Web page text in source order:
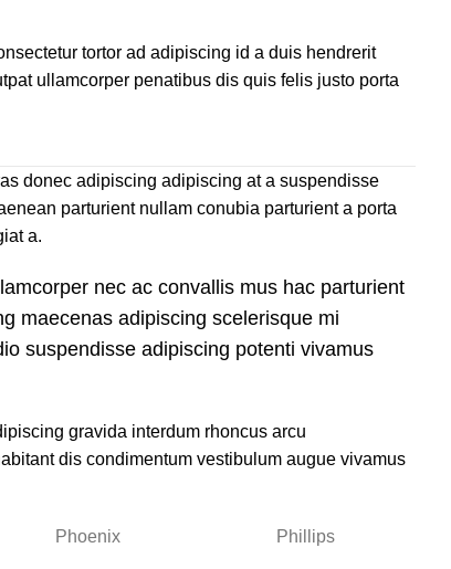
tortor ad adipiscing id a duis hendrerit
ullamcorper penatibus dis quis felis justo porta
donec adipiscing adipiscing at a suspendisse
parturient nullam conubia parturient a porta
a.
nec ac convallis mus hac parturient
maecenas adipiscing scelerisque mi
suspendisse adipiscing potenti vivamus
gravida interdum rhoncus arcu
dis condimentum vestibulum augue vivamus
Phoenix Phillips